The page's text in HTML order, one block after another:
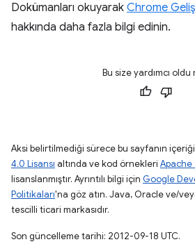
Dokümanları okuyarak Chrome
hakkında daha fazla bilgi edinin.
Bu size yardımcı oldu
Aksi belirtilmediği sürece bu sayfanın içeriği
4.0 Lisansı altında ve kod örnekleri Apache
lisanslanmıştır. Ayrıntılı bilgi için Google
Politikaları'na göz atın. Java, Oracle ve/
tescilli ticari markasıdır.
Son güncelleme tarihi: 2012-09-18 UTC.